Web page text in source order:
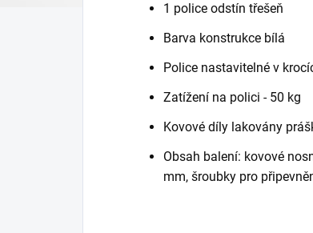
1 police odstín třešeň
Barva konstrukce bílá
Police nastavitelné v
Zatížení na polici - 50 kg
Kovové díly lakovány
Obsah balení: kovové
mm, šroubky pro